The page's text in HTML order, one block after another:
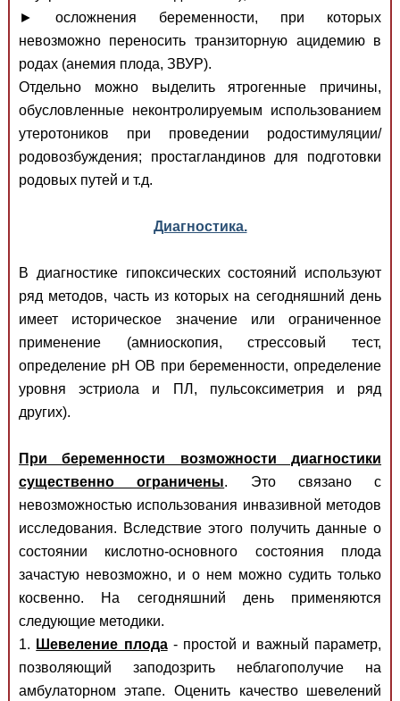
► осложнения беременности, при которых
невозможно переносить транзиторную ацидемию в
родах (анемия плода, ЗВУР).
Отдельно можно выделить ятрогенные причины,
обусловленные неконтролируемым использованием
утеротоников при проведении родостимуляции/
родовозбуждения; простагландинов для подготовки
родовых путей и т.д.
Диагностика.
В диагностике гипоксических состояний используют
ряд методов, часть из которых на сегодняшний день
имеет историческое значение или ограниченное
применение (амниоскопия, стрессовый тест,
определение рН ОВ при беременности, определение
уровня эстриола и ПЛ, пульсоксиметрия и ряд
других).
При беременности возможности диагностики
существенно ограничены. Это связано с
невозможностью использования инвазивной методов
исследования. Вследствие этого получить данные о
состоянии кислотно-основного состояния плода
зачастую невозможно, и о нем можно судить только
косвенно. На сегодняшний день применяются
следующие методики.
1. Шевеление плода- простой и важный параметр,
позволяющий заподозрить неблагополучие на
амбулаторном этапе. Оценить качество шевелений